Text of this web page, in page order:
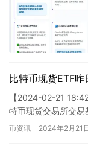
比特币现货ETF
【2024-02-21
特币现货交易所交易
连续17个交易日实现
币资讯 2024年2月21